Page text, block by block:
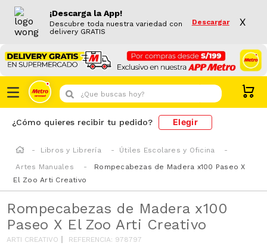
¡Descarga la App!
Descubre toda nuestra variedad con
delivery GRATIS
Descargar X
¿Que buscas hoy?
¿Cómo quieres recibir tu pedido? Elegir
Libros y Librería
Útiles Escolares y Oficina
Artes Manuales
Rompecabezas de Madera x100 Paseo X
El Zoo Arti Creativo
Rompecabezas de Madera x100
Paseo X El Zoo Arti Creativo
ARTI CREATIVO REFERENCIA: 978797